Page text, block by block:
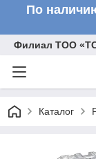
По
Филиал ТОО
Каталог